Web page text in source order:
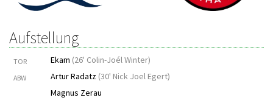
Aufstellung
TOR Ekam (26' Colin-Joél Winter)
ABW Artur Radatz (30' Nick Joel Egert)
Magnus Zerau